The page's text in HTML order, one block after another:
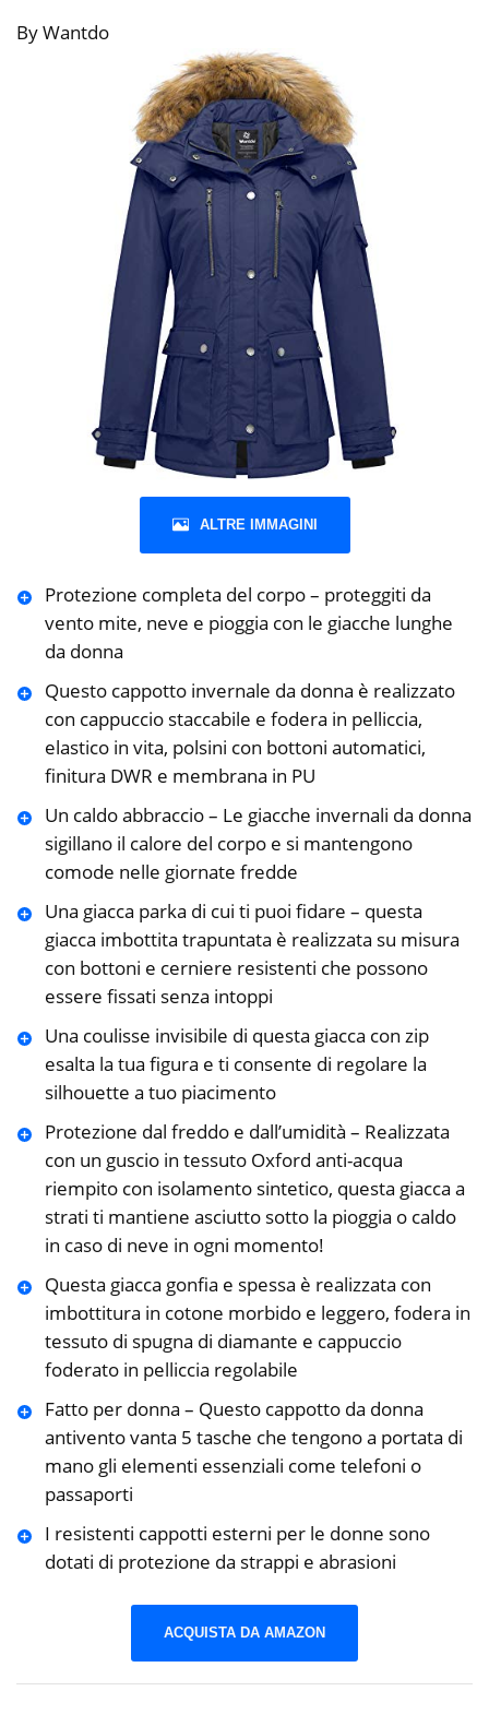
By Wantdo
ALTRE IMMAGINI
Protezione completa del corpo – proteggiti da
vento mite, neve e pioggia con le giacche lunghe
da donna
Questo cappotto invernale da donna è realizzato
con cappuccio staccabile e fodera in pelliccia,
elastico in vita, polsini con bottoni automatici,
finitura DWR e membrana in PU
Un caldo abbraccio – Le giacche invernali da donna
sigillano il calore del corpo e si mantengono
comode nelle giornate fredde
Una giacca parka di cui ti puoi fidare – questa
giacca imbottita trapuntata è realizzata su misura
con bottoni e cerniere resistenti che possono
essere fissati senza intoppi
Una coulisse invisibile di questa giacca con zip
esalta la tua figura e ti consente di regolare la
silhouette a tuo piacimento
Protezione dal freddo e dall’umidità – Realizzata
con un guscio in tessuto Oxford anti-acqua
riempito con isolamento sintetico, questa giacca a
strati ti mantiene asciutto sotto la pioggia o caldo
in caso di neve in ogni momento!
Questa giacca gonfia e spessa è realizzata con
imbottitura in cotone morbido e leggero, fodera in
tessuto di spugna di diamante e cappuccio
foderato in pelliccia regolabile
Fatto per donna – Questo cappotto da donna
antivento vanta 5 tasche che tengono a portata di
mano gli elementi essenziali come telefoni o
passaporti
I resistenti cappotti esterni per le donne sono
dotati di protezione da strappi e abrasioni
ACQUISTA DA AMAZON